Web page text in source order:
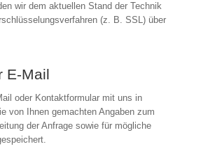
wir dem aktuellen Stand der Technik
(z. B. SSL) über
E-Mail
oder Kontaktformular mit uns in
von Ihnen gemachten Angaben zum
der Anfrage sowie für mögliche